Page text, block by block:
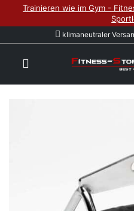
Trainieren wie im Gym -
klimaneutraler